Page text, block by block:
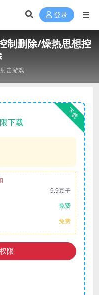
登录
制删除/燥热思想控
射击游戏
下载
下载
9.9豆子
免费
免费
限